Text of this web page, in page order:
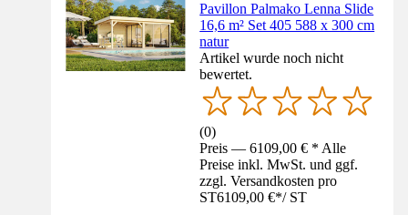
Pavillon Palmako Lenna Slide
16,6 m² Set 405 588 x 300 cm
natur
Artikel wurde noch nicht
bewertet.
(0)
Preis — 6109,00 € * Alle
Preise inkl. MwSt. und ggf.
zzgl. Versandkosten pro
ST6109,00 €*/ ST